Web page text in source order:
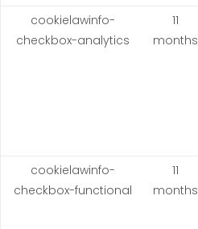
cookielawinfo-
checkbox-analytics
11
months
cookielawinfo-
checkbox-functional
11
months